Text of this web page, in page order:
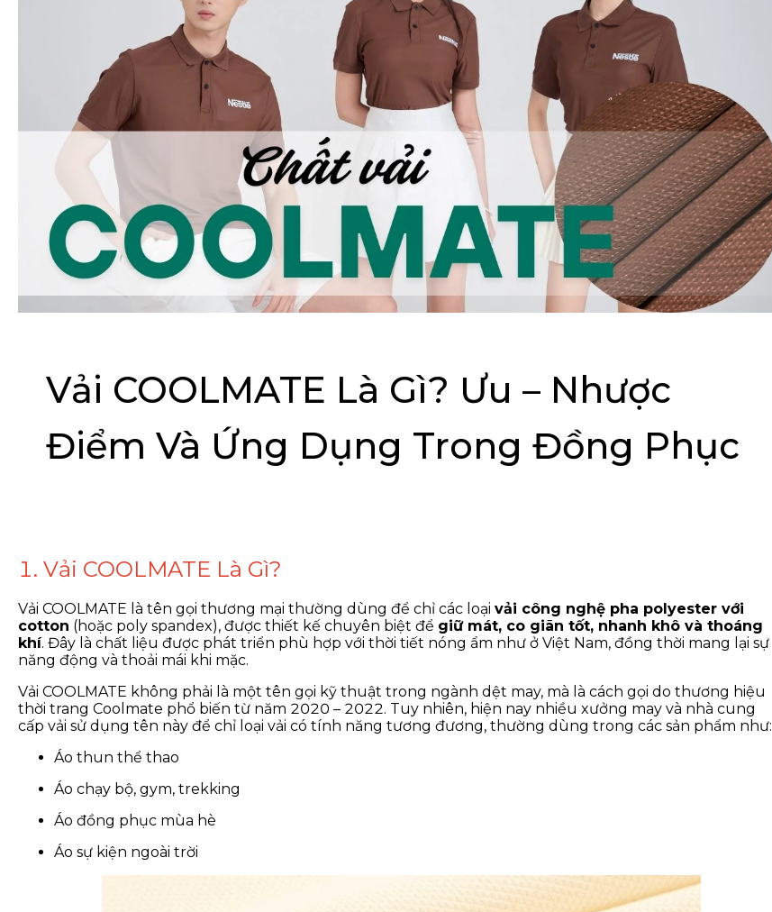
Vải COOLMATE Là Gì? Ưu – Nhược
Điểm Và Ứng Dụng Trong Đồng Phục
1. Vải COOLMATE Là Gì?
Vải COOLMATE là tên gọi thương mại thường dùng để chỉ các loại vải công nghệ pha polyester với
cotton (hoặc poly spandex), được thiết kế chuyên biệt để giữ mát, co giãn tốt, nhanh khô và thoáng
khí. Đây là chất liệu được phát triển phù hợp với thời tiết nóng ẩm như ở Việt Nam, đồng thời mang lại sự
năng động và thoải mái khi mặc.
Vải COOLMATE không phải là một tên gọi kỹ thuật trong ngành dệt may, mà là cách gọi do thương hiệu
thời trang Coolmate phổ biến từ năm 2020 – 2022. Tuy nhiên, hiện nay nhiều xưởng may và nhà cung
cấp vải sử dụng tên này để chỉ loại vải có tính năng tương đương, thường dùng trong các sản phẩm như:
Áo thun thể thao
Áo chạy bộ, gym, trekking
Áo đồng phục mùa hè
Áo sự kiện ngoài trời